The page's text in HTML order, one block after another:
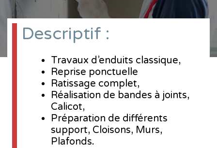
Descriptif :
Travaux d’enduits classique,
Reprise ponctuelle
Ratissage complet,
Réalisation de bandes à joints,
Calicot,
Préparation de différents
support, Cloisons, Murs,
Plafonds.